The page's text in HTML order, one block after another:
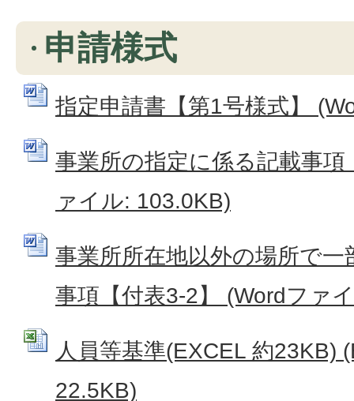
申請様式
指定申請書【第1号様式】
事業所の指定に係る記載事項
ァイル: 103.0KB)
事業所所在地以外の場所で
事項【付表3-2】 (Wordファ
人員等基準(EXCEL 約23KB)
22.5KB)